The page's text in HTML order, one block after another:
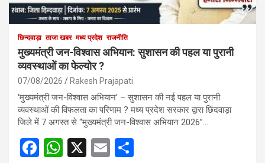
छिन्दवाड़ा ताजा खबर मध्य प्रदेश राजनीति
मुख्यमंत्री जन-विश्वास अभियान: सुशासन की पहल या पुरानी
व्यवस्थाओं का फेल्योर ?
07/08/2026 Rakesh Prajapati
‘मुख्यमंत्री जन-विश्वास अभियान’ – सुशासन की नई पहल या पुरानी
व्यवस्थाओं की विफलता का परिणाम ? मध्य प्रदेश सरकार द्वारा छिंदवाड़ा
जिले में 7 अगस्त से “मुख्यमंत्री जन-विश्वास अभियान 2026”…
F
W X
E